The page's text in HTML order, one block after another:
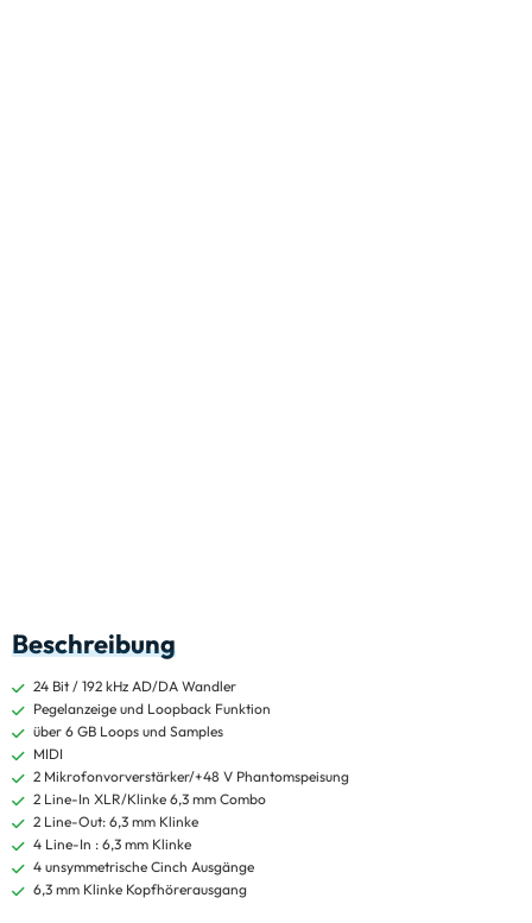
Beschreibung
24 Bit / 192 kHz AD/DA Wandler
Pegelanzeige und Loopback Funktion
über 6 GB Loops und Samples
MIDI
2 Mikrofonvorverstärker/+48 V Phantomspeisung
2 Line-In XLR/Klinke 6,3 mm Combo
2 Line-Out: 6,3 mm Klinke
4 Line-In : 6,3 mm Klinke
4 unsymmetrische Cinch Ausgänge
6,3 mm Klinke Kopfhörerausgang